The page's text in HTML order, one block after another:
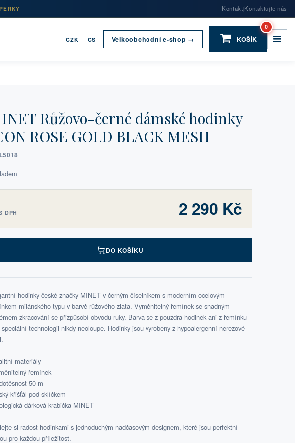
Kontakt|Kontaktujte nás
CZK CS Velkoobchodní e-shop → KOŠÍK
0
Růžovo-černé dámské hodinky
ROSE GOLD BLACK MESH
DPH 2 290 Kč
DO KOŠÍKU
hodinky české značky MINET v černým číselníkem s moderním ocelovým
milánského typu v barvě růžového zlata. Vyměnitelný řemínek se snadným
zkracování se přizpůsobí obvodu ruky. Barva se z pouzdra hodinek ani z řemínku
technologii nikdy neoloupe. Hodinky jsou vyrobeny z hypoalergenní nerezové
materiály
řemínek
50 m
křišťál pod sklíčkem
dárková krabička MINET
si radost hodinkami s jednoduchým nadčasovým designem, které jsou perfektní
pro každou příležitost.